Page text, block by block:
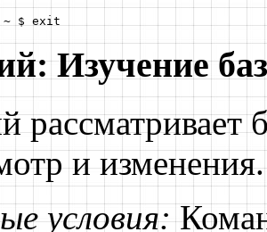
~ $ exit
Изучение
рассматривает
и изменения.
условия: